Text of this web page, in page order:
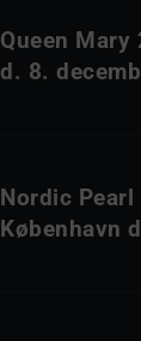
Queen Mary
d. 8.
Nordic
København